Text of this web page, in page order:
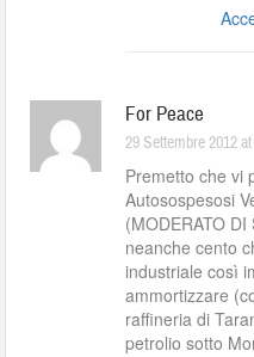
For Peace
29 Settembre 2012
Premetto che vi
Autosospesosi
(MODERATO
neanche cento
industriale così
ammortizzare
raffineria di
petrolio sotto